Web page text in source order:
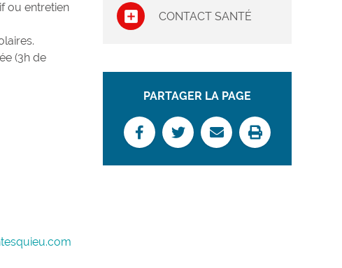
ou entretien
(3h de
CONTACT SANTÉ
PARTAGER LA PAGE